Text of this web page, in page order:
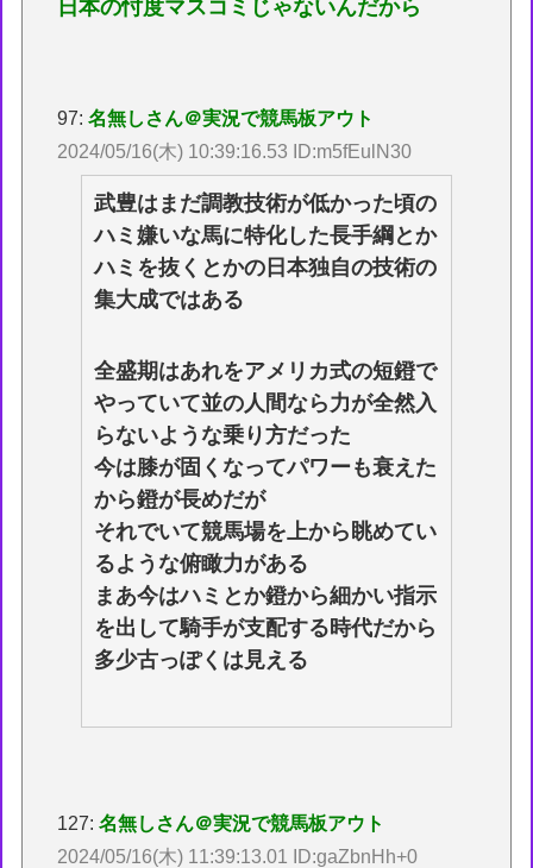
日本の忖度マスコミじゃないんだから
97:名無しさん＠実況で競馬板アウト
2024/05/16(木) 10:39:16.53 ID:m5fEulN30
武豊はまだ調教技術が低かった頃の
ハミ嫌いな馬に特化した長手綱とか
ハミを抜くとかの日本独自の技術の
集大成ではある
全盛期はあれをアメリカ式の短鐙で
やっていて並の人間なら力が全然入
らないような乗り方だった
今は膝が固くなってパワーも衰えた
から鐙が長めだが
それでいて競馬場を上から眺めてい
るような俯瞰力がある
まあ今はハミとか鐙から細かい指示
を出して騎手が支配する時代だから
多少古っぽくは見える
127:名無しさん＠実況で競馬板アウト
2024/05/16(木) 11:39:13.01 ID:gaZbnHh+0